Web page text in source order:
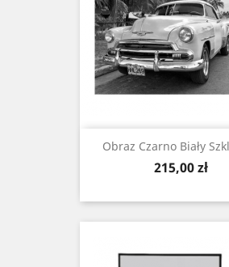
Obraz Czarno Biały
Cena
215,00 zł